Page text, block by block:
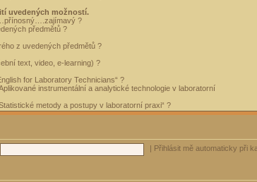
uvedených možností.
?
předmětů ?
z uvedených předmětů ?
text, video, e-learning) ?
for Laboratory Technicians“ ?
instrumentální a analytické technologie v laboratorní
metody a postupy v laboratorní praxi“ ?
Přihlásit mě automaticky při